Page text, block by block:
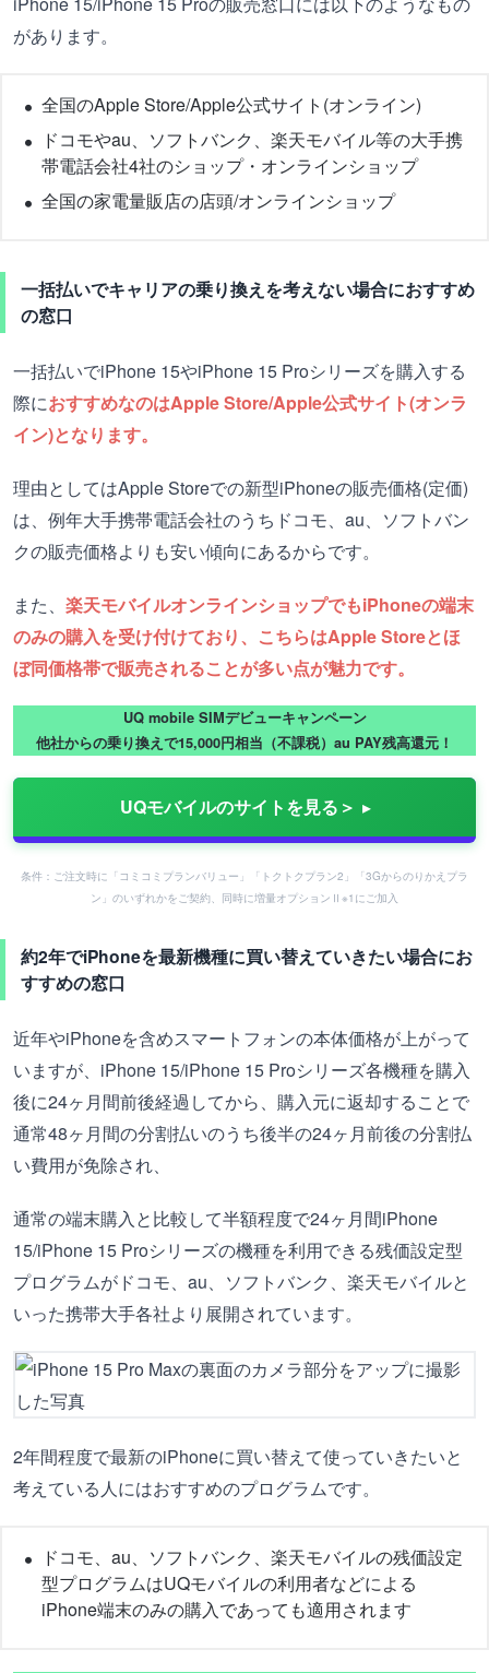
があります。
全国のApple Store/Apple公式サイト(オンライン)
ドコモやau、ソフトバンク、楽天モバイル等の大手携
帯電話会社4社のショップ・オンラインショップ
全国の家電量販店の店頭/オンラインショップ
一括払いでキャリアの乗り換えを考えない場合におすすめ
の窓口
一括払いでiPhone 15やiPhone 15 Proシリーズを購入する
際におすすめなのはApple Store/Apple公式サイト(オンラ
イン)となります。
理由としてはApple Storeでの新型iPhoneの販売価格(定価)
は、例年大手携帯電話会社のうちドコモ、au、ソフトバン
クの販売価格よりも安い傾向にあるからです。
また、 楽天モバイルオンラインショップでもiPhoneの端末
のみの購入を受け付けており、こちらはApple Storeとほ
ぼ同価格帯で販売されることが多い点が魅力です。
UQ mobile SIMデビューキャンペーン
他社からの乗り換えで15,000円相当（不課税）au PAY残高還元！
UQモバイルのサイトを見る＞
条件：ご注文時に「コミコミプランバリュー」「トクトクプラン2」「3Gからのりかえプラ
ン」のいずれかをご契約、同時に増量オプションⅡ※1にご加入
約2年でiPhoneを最新機種に買い替えていきたい場合にお
すすめの窓口
近年やiPhoneを含めスマートフォンの本体価格が上がって
いますが、iPhone 15/iPhone 15 Proシリーズ各機種を購入
後に24ヶ月間前後経過してから、購入元に返却することで
通常48ヶ月間の分割払いのうち後半の24ヶ月前後の分割払
い費用が免除され、
通常の端末購入と比較して半額程度で24ヶ月間iPhone
15/iPhone 15 Proシリーズの機種を利用できる残価設定型
プログラムがドコモ、au、ソフトバンク、楽天モバイルと
いった携帯大手各社より展開されています。
2年間程度で最新のiPhoneに買い替えて使っていきたいと
考えている人にはおすすめのプログラムです。
ドコモ、au、ソフトバンク、楽天モバイルの残価設定
型プログラムはUQモバイルの利用者などによる
iPhone端末のみの購入であっても適用されます